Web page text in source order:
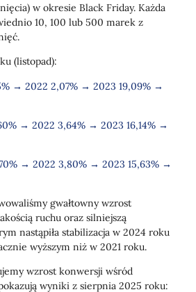
w okresie Black Friday. Każda
10, 100 lub 500 marek z
(listopad):
→ 2022 2,07% → 2023 19,09% →
→ 2022 3,64% → 2023 16,14% →
→ 2022 3,80% → 2023 15,63% →
gwałtowny wzrost
ruchu oraz silniejszą
nastąpiła stabilizacja w 2024 roku
wyższym niż w 2021 roku.
wzrost konwersji wśród
wyniki z sierpnia 2025 roku: